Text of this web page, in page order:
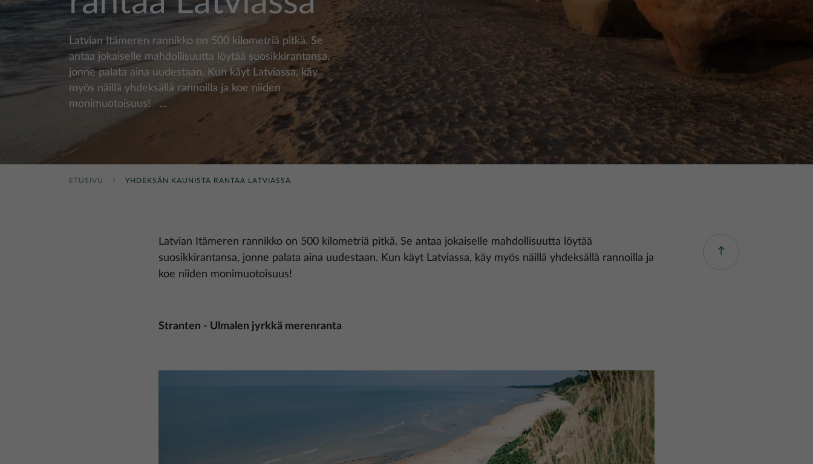
Latvian Itämeren rannikko on 500 kilometriä pitkä. Se
antaa jokaiselle mahdollisuutta löytää suosikkirantansa,
jonne palata aina uudestaan. Kun käyt Latviassa, käy
myös näillä yhdeksällä rannoilla ja koe niiden
monimuotoisuus! ...
ETUSIVU YHDEKSÄN KAUNISTA RANTAA LATVIASSA
Latvian Itämeren rannikko on 500 kilometriä pitkä. Se antaa jokaiselle mahdollisuutta löytää
suosikkirantansa, jonne palata aina uudestaan. Kun käyt Latviassa, käy myös näillä yhdeksällä rannoilla ja
koe niiden monimuotoisuus!
Stranten - Ulmalen jyrkkä merenranta